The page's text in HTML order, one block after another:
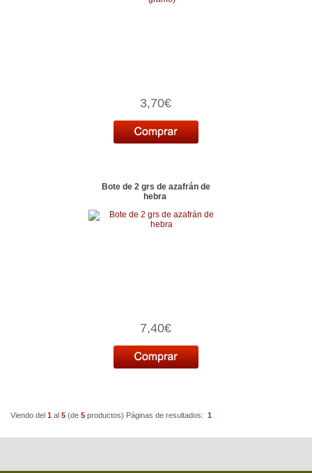
3,70€
Bote de 2 grs de azafrán de
hebra
7,40€
Viendo del 1 al 5 (de 5 productos) Páginas de resultados: 1